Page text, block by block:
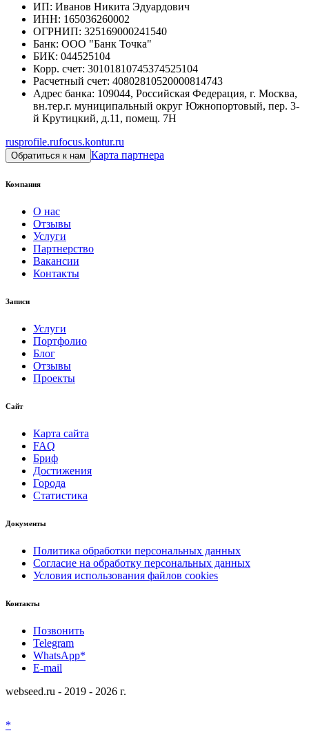
ИП: Иванов Никита Эдуардович
ИНН: 165036260002
ОГРНИП: 325169000241540
Банк: ООО "Банк Точка"
БИК: 044525104
Корр. счет: 30101810745374525104
Расчетный счет: 40802810520000814743
Адрес банка: 109044, Российская Федерация, г. Москва,
вн.тер.г. муниципальный округ Южнопортовый, пер. 3-
й Крутицкий, д.11, помещ. 7Н
rusprofile.rufocus.kontur.ru
Обратиться к нам Карта партнера
Компания
О нас
Отзывы
Услуги
Партнерство
Вакансии
Контакты
Записи
Услуги
Портфолио
Блог
Отзывы
Проекты
Сайт
Карта сайта
FAQ
Бриф
Достижения
Города
Статистика
Документы
Политика обработки персональных данных
Согласие на обработку персональных данных
Условия использования файлов cookies
Контакты
Позвонить
Telegram
WhatsApp*
E-mail
webseed.ru - 2019 - 2026 г.
*